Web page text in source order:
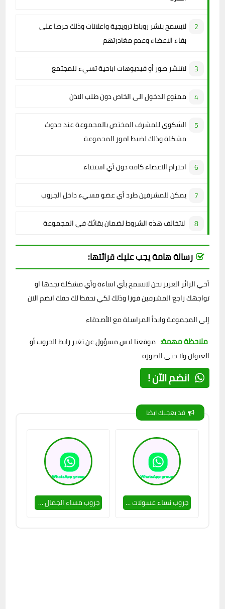
لايسمح بنشر روباط ترويجية واعلانات وذلك حرصا على
بقاء الاعضاء وعدم مغادرتهم
لاتنشر صور أو فيديوهات اباحية تسيء للمجتمع
ممنوع الدخول الى الخاص دون طلب الاذن
الشكوى للمشرف المختص بالمجموعة عند حدوث
مشكلة وذلك لضبط امور المجموعة
احترام الاعضاء كافة دون أي استثناء
يمكن للمشرفين طرد أي عضو مسيء داخل الجروب
لاتخالف هذه الشروط لضمان بقائك في المجموعة
رسالة هامة يجب عليك قرائتها:
أخي الزائر العزيز نحن لانسمح بأي اساءة وأي مشكلة تجدها او
تواجهك راجع المشرفين فورا وذلك لكي نحفظ لك حقك انضم الان
إلى المجموعة وابدأ المراسلة مع الأصدقاء
ملاحظة مهمة: موقعنا ليس مسؤول عن تغير رابط الجروب أو
العنوان ولا حتى الصورة
انضم الآن !
قد يعجبك ايضا
جروب نساء عسولات 🥵🔥 جروب مساء الجمال 🥵💕